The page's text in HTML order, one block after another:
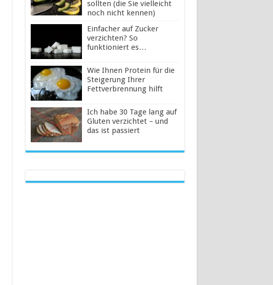
sollten (die Sie vielleicht
noch nicht kennen)
Einfacher auf Zucker
verzichten? So
funktioniert es…
Wie Ihnen Protein für die
Steigerung Ihrer
Fettverbrennung hilft
Ich habe 30 Tage lang auf
Gluten verzichtet – und
das ist passiert